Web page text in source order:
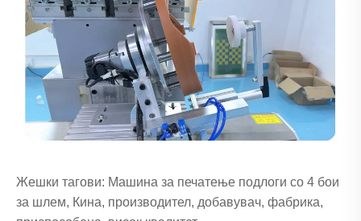
Жешки тагови: Машина за печатење подлоги со 4 бои
за шлем, Кина, производител, добавувач, фабрика,